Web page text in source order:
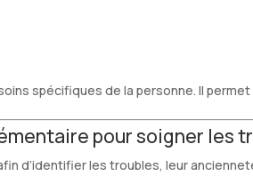
spécifiques de la personne. Il
pour soigner
d’identifier les troubles, leur